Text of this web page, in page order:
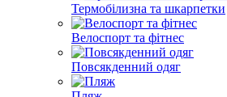
Термобілизна та шкарпетки
Велоспорт та фітнес
Повсякденний одяг